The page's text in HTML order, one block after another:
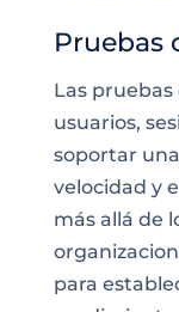
Pruebas
Las
usuarios,
soportar
velocidad y
más allá de
para